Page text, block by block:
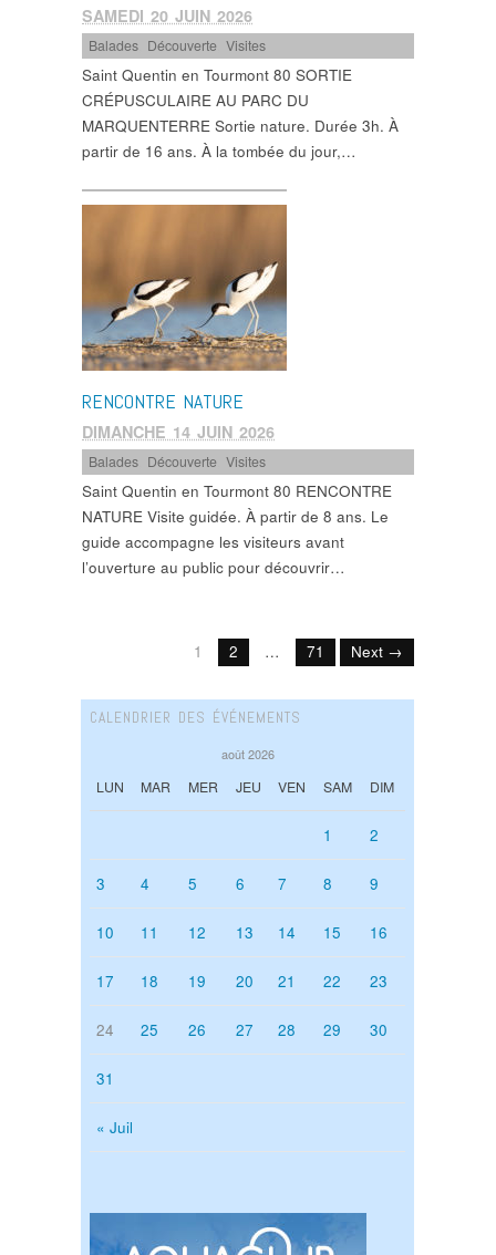
SAMEDI 20 JUIN 2026
Balades Découverte ,Visites
Saint Quentin en Tourmont 80 SORTIE
CRÉPUSCULAIRE AU PARC DU
MARQUENTERRE Sortie nature. Durée 3h. À
partir de 16 ans. À la tombée du jour,…
RENCONTRE NATURE
DIMANCHE 14 JUIN 2026
Balades Découverte ,Visites
Saint Quentin en Tourmont 80 RENCONTRE
NATURE Visite guidée. À partir de 8 ans. Le
guide accompagne les visiteurs avant
l’ouverture au public pour découvrir…
1 2 … 71 Next →
CALENDRIER DES ÉVÉNEMENTS
août 2026
LUN MAR MER JEU VEN SAM DIM
« Juil
1 2
3 4 5 6 7 8 9
10 11 12 13 14 15 16
17 18 19 20 21 22 23
24 25 26 27 28 29 30
31